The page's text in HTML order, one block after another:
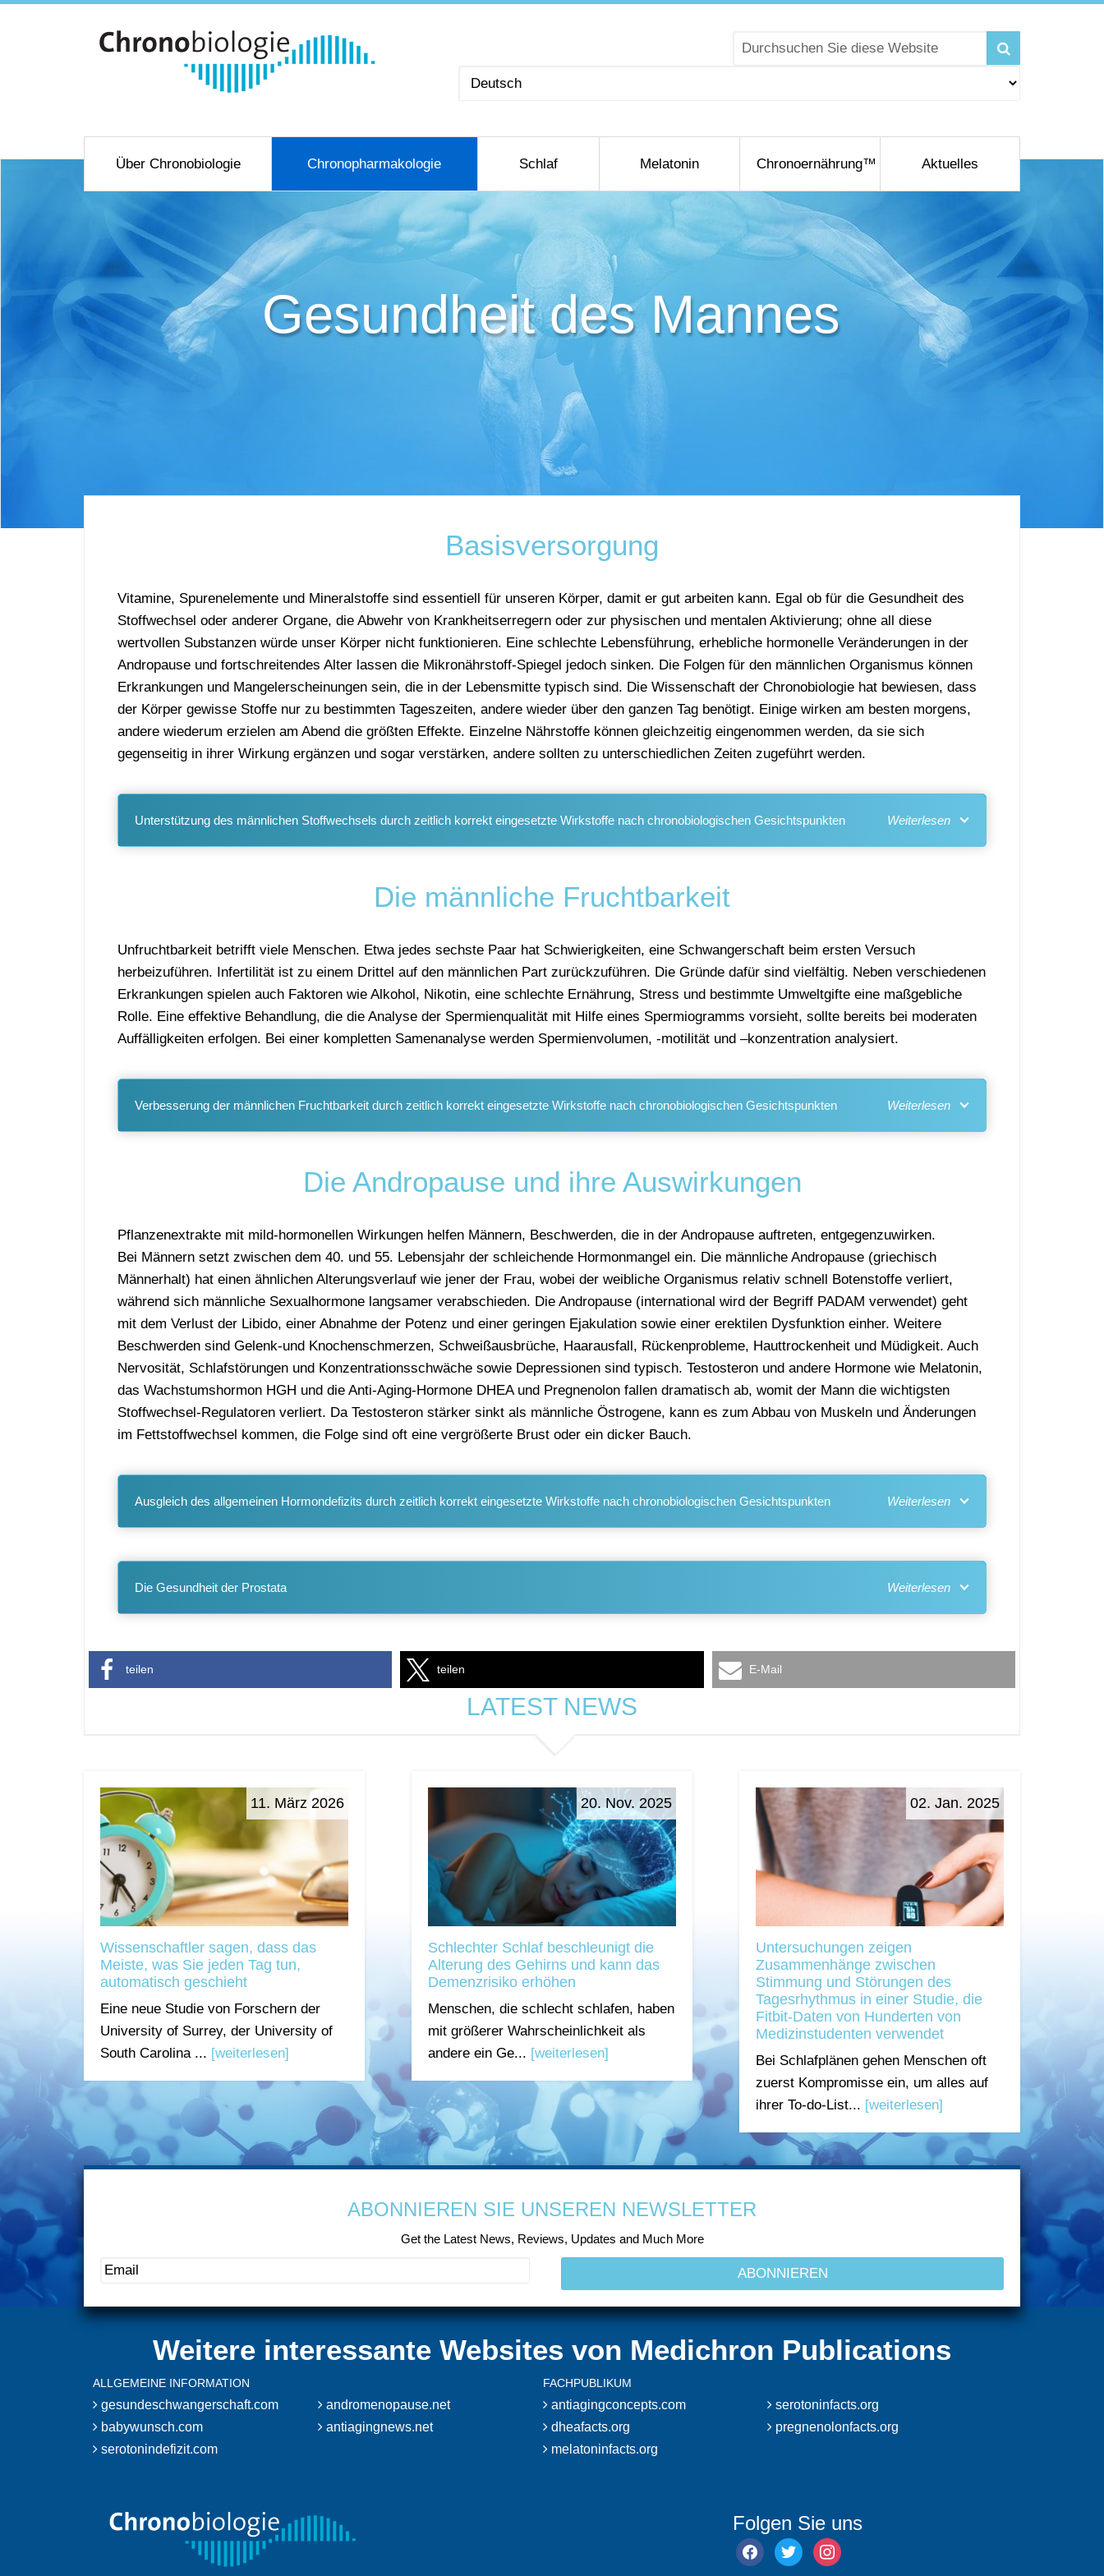
Sprache
Über Chronobiologie Chronopharmakologie Schlaf Melatonin Chronoernährung™ Aktuelles
Gesundheit des Mannes
Basisversorgung
Vitamine, Spurenelemente und Mineralstoffe sind essentiell für unseren Körper, damit er gut arbeiten kann. Egal ob für die Gesundheit des
Stoffwechsel oder anderer Organe, die Abwehr von Krankheitserregern oder zur physischen und mentalen Aktivierung; ohne all diese
wertvollen Substanzen würde unser Körper nicht funktionieren. Eine schlechte Lebensführung, erhebliche hormonelle Veränderungen in der
Andropause und fortschreitendes Alter lassen die Mikronährstoff-Spiegel jedoch sinken. Die Folgen für den männlichen Organismus können
Erkrankungen und Mangelerscheinungen sein, die in der Lebensmitte typisch sind. Die Wissenschaft der Chronobiologie hat bewiesen, dass
der Körper gewisse Stoffe nur zu bestimmten Tageszeiten, andere wieder über den ganzen Tag benötigt. Einige wirken am besten morgens,
andere wiederum erzielen am Abend die größten Effekte. Einzelne Nährstoffe können gleichzeitig eingenommen werden, da sie sich
gegenseitig in ihrer Wirkung ergänzen und sogar verstärken, andere sollten zu unterschiedlichen Zeiten zugeführt werden.
Unterstützung des männlichen Stoffwechsels durch zeitlich korrekt eingesetzte Wirkstoffe nach chronobiologischen Gesichtspunkten
Die männliche Fruchtbarkeit
Unfruchtbarkeit betrifft viele Menschen. Etwa jedes sechste Paar hat Schwierigkeiten, eine Schwangerschaft beim ersten Versuch
herbeizuführen. Infertilität ist zu einem Drittel auf den männlichen Part zurückzuführen. Die Gründe dafür sind vielfältig. Neben verschiedenen
Erkrankungen spielen auch Faktoren wie Alkohol, Nikotin, eine schlechte Ernährung, Stress und bestimmte Umweltgifte eine maßgebliche
Rolle. Eine effektive Behandlung, die die Analyse der Spermienqualität mit Hilfe eines Spermiogramms vorsieht, sollte bereits bei moderaten
Auffälligkeiten erfolgen. Bei einer kompletten Samenanalyse werden Spermienvolumen, -motilität und –konzentration analysiert.
Verbesserung der männlichen Fruchtbarkeit durch zeitlich korrekt eingesetzte Wirkstoffe nach chronobiologischen Gesichtspunkten
Die Andropause und ihre Auswirkungen
Pflanzenextrakte mit mild-hormonellen Wirkungen helfen Männern, Beschwerden, die in der Andropause auftreten, entgegenzuwirken.
Bei Männern setzt zwischen dem 40. und 55. Lebensjahr der schleichende Hormonmangel ein. Die männliche Andropause (griechisch
Männerhalt) hat einen ähnlichen Alterungsverlauf wie jener der Frau, wobei der weibliche Organismus relativ schnell Botenstoffe verliert,
während sich männliche Sexualhormone langsamer verabschieden. Die Andropause (international wird der Begriff PADAM verwendet) geht
mit dem Verlust der Libido, einer Abnahme der Potenz und einer geringen Ejakulation sowie einer erektilen Dysfunktion einher. Weitere
Beschwerden sind Gelenk-und Knochenschmerzen, Schweißausbrüche, Haarausfall, Rückenprobleme, Hauttrockenheit und Müdigkeit. Auch
Nervosität, Schlafstörungen und Konzentrationsschwäche sowie Depressionen sind typisch. Testosteron und andere Hormone wie Melatonin,
das Wachstumshormon HGH und die Anti-Aging-Hormone DHEA und Pregnenolon fallen dramatisch ab, womit der Mann die wichtigsten
Stoffwechsel-Regulatoren verliert. Da Testosteron stärker sinkt als männliche Östrogene, kann es zum Abbau von Muskeln und Änderungen
im Fettstoffwechsel kommen, die Folge sind oft eine vergrößerte Brust oder ein dicker Bauch.
Ausgleich des allgemeinen Hormondefizits durch zeitlich korrekt eingesetzte Wirkstoffe nach chronobiologischen Gesichtspunkten
Die Gesundheit der Prostata
teilen teilen E-Mail
LATEST NEWS
11. März 2026
Wissenschaftler sagen, dass das
Meiste, was Sie jeden Tag tun,
automatisch geschieht
Eine neue Studie von Forschern der
University of Surrey, der University of
South Carolina ... [weiterlesen]
20. Nov. 2025
Schlechter Schlaf beschleunigt die
Alterung des Gehirns und kann das
Demenzrisiko erhöhen
Menschen, die schlecht schlafen, haben
mit größerer Wahrscheinlichkeit als
andere ein Ge... [weiterlesen]
02. Jan. 2025
Untersuchungen zeigen
Zusammenhänge zwischen
Stimmung und Störungen des
Tagesrhythmus in einer Studie, die
Fitbit-Daten von Hunderten von
Medizinstudenten verwendet
Bei Schlafplänen gehen Menschen oft
zuerst Kompromisse ein, um alles auf
ihrer To-do-List... [weiterlesen]
ABONNIEREN SIE UNSEREN NEWSLETTER
Get the Latest News, Reviews, Updates and Much More
Weitere interessante Websites von Medichron Publications
ALLGEMEINE INFORMATION
gesundeschwangerschaft.com
babywunsch.com
serotonindefizit.com
andromenopause.net
antiagingnews.net
FACHPUBLIKUM
antiagingconcepts.com
dheafacts.org
melatoninfacts.org
serotoninfacts.org
pregnenolonfacts.org
Folgen Sie uns
facebook
twitter instagram